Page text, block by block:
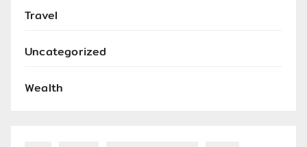
Travel
Uncategorized
Wealth